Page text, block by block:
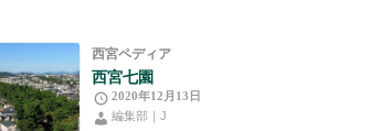
西宮ペディア
西宮七園
2020年12月13日
編集部｜J